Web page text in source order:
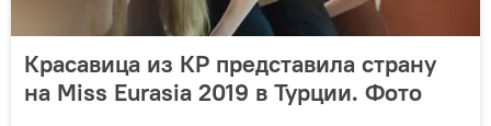
Красавица из КР представила страну
на Miss Eurasia 2019 в Турции. Фото